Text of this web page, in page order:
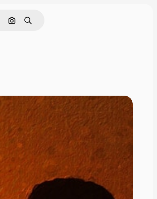
Hledat podle obrázku
Hledat